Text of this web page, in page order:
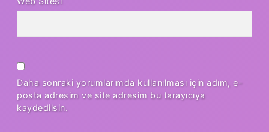
Daha sonraki yorumlarımda kullanılması için adım, e-
posta adresim ve site adresim bu tarayıcıya
kaydedilsin.